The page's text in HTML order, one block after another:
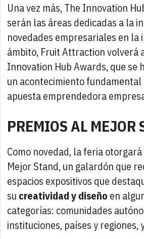
Una vez más, The Innovation
serán las áreas dedicadas a la
novedades empresariales en la
ámbito, Fruit Attraction volverá
Innovation Hub Awards, que se
un acontecimiento fundamental
apuesta emprendedora
PREMIOS AL MEJOR
Como novedad, la feria
Mejor Stand, un galardón que
espacios expositivos que
su creatividad y diseño en
categorías: comunidades
instituciones, países y regiones,